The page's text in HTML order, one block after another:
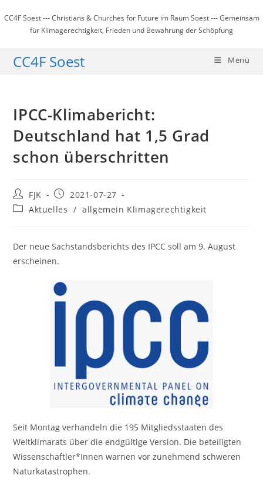
Inhalt
springen
CC4F Soest --- Christians & Churches for Future im Raum Soest --- Gemeinsam
für Klimagerechtigkeit, Frieden und Bewahrung der Schöpfung
CC4F Soest Menü
IPCC-Klimabericht:
Deutschland hat 1,5 Grad
schon überschritten
Beitrags-
Autor:
FJK
Beitrag
veröffentlicht:
2021-07-27
Beitrags-
Aktuelles / allgemein Klimagerechtigkeit
Der neue Sachstandsberichts des IPCC soll am 9. August
erscheinen.
Seit Montag verhandeln die 195 Mitgliedsstaaten des
Weltklimarats über die endgültige Version. Die beteiligten
Wissenschaftler*Innen warnen vor zunehmend schweren
Naturkatastrophen.